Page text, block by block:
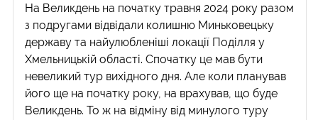
На Великдень на початку травня 2024 року разом
з подругами відвідали колишню Миньковецьку
державу та найулюбленіші локації Поділля у
Хмельницькій області. Спочатку це мав бути
невеликий тур вихідного дня. Але коли планував
його ще на початку року, на врахував, що буде
Великдень. То ж на відміну від минулого туру